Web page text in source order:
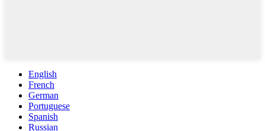
English
French
German
Portuguese
Spanish
Russian